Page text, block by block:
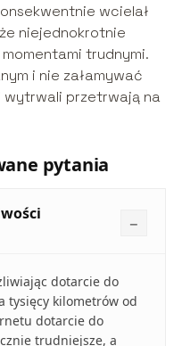
wcielał
niejednokrotnie
trudnymi.
i nie załamywać
wytrwali przetrwają na
pytania
dotarcie do
tysięcy kilometrów od
dotarcie do
trudniejsze, a